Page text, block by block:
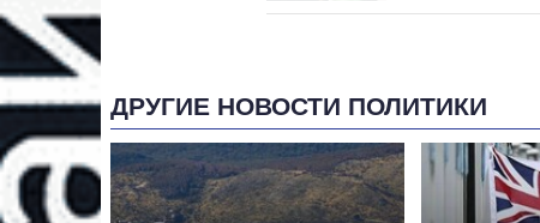
ДРУГИЕ НОВОСТИ ПОЛИТИКИ